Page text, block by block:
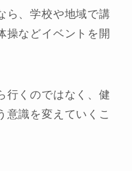
ら、学校や地域で講
操などイベントを開
行くのではなく、健
意識を変えていくこ